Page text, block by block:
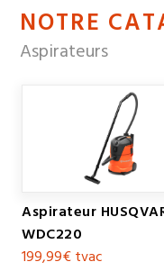
DES
NOTRE
Aspirateurs
Aspirateur
WDC220
199,99€tvac